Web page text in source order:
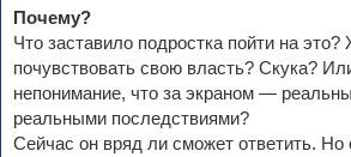
Почему?
Что заставило подростка пойти на
почувствовать свою власть? Скука?
непонимание, что за экраном —
реальными последствиями?
Сейчас он вряд ли сможет ответить. Но